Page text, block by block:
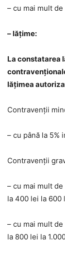
– cu mai mult
– lățime:
La constatarea
lățimea
Contravenții
– cu până la 5%
Contravenții
– cu mai mult
la 400 lei la 600
– cu mai mult
la 800 lei la